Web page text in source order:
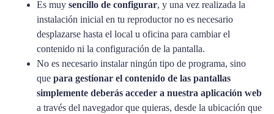
Es muy sencillo de configurar, y una vez realizada la
instalación inicial en tu reproductor no es necesario
desplazarse hasta el local u oficina para cambiar el
contenido ni la configuración de la pantalla.
No es necesario instalar ningún tipo de programa, sino
que para gestionar el contenido de las pantallas
simplemente deberás acceder a nuestra aplicación web
a través del navegador que quieras, desde la ubicación que